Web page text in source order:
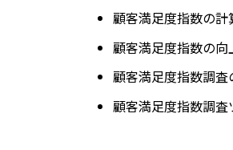
顧客満足度指数の計
顧客満足度指数の向
顧客満足度指数調査
顧客満足度指数調査